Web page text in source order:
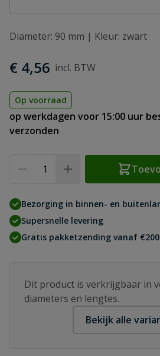
Diameter: 90 mm | Kleur: zwart
€ 4,56
Op voorraad
op werkdagen voor 15:00 uur
verzonden
Bezorging in binnen- en
Supersnelle levering
Gratis pakketzending vanaf €200
Dit product is verkrijgbaar in
diameters en lengtes.
Bekijk alle